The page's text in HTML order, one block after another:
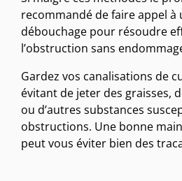
recommandé de faire appel
débouchage pour résoudre
l’obstruction sans
Gardez vos canalisations de
évitant de jeter des graisses,
ou d’autres substances
obstructions. Une bonne
peut vous éviter bien des